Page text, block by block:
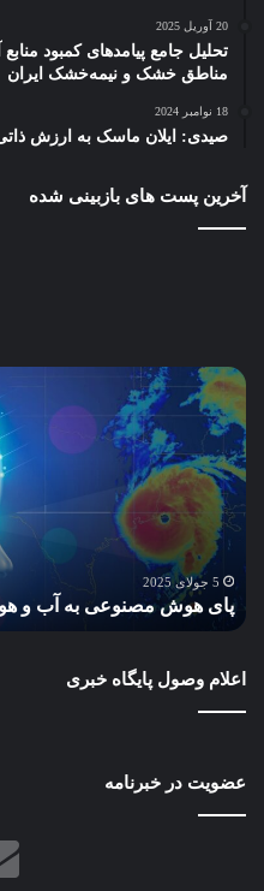
20 آوریل 2025
تحلیل جامع پیامدهای کمبود
مناطق خشک و نیمه‌خشک ایران
18 نوامبر 2024
صیدی: ایلان ماسک به ارزش
آخرین پست های بازبینی شده
پای
هوش
مصنوعی
به
آب
هوا
هم
کشیده
شد
5 جولای 2025
پای هوش مصنوعی به آب و
اعلام وصول پایگاه خبری
عضویت در خبرنامه